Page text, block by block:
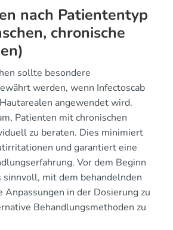
nach Patiententyp
chronische
sollte besondere
werden, wenn Infectoscab
angewendet wird.
Patienten mit chronischen
zu beraten. Dies minimiert
und garantiert eine
Vor dem Beginn
sinnvoll, mit dem behandelnden
in der Dosierung zu
Behandlungsmethoden zu